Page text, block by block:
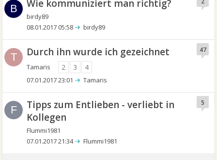
B Wie kommuniziert man richtig?
birdy89
08.01.2017 05:58 birdy89
T Durch ihn wurde ich gezeichnet
Tamaris 2 3 4
47
07.01.2017 23:01 Tamaris
F
Tipps zum Entlieben - verliebt in
Kollegen
Flummi1981
5
07.01.2017 21:34 Flummi1981